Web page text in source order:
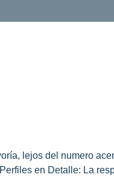
lejos del numero
en Detalle: La